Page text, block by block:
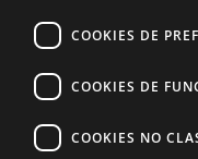
Pide tu cita
COOKIES DE
COOKIES DE
COOKIES NO